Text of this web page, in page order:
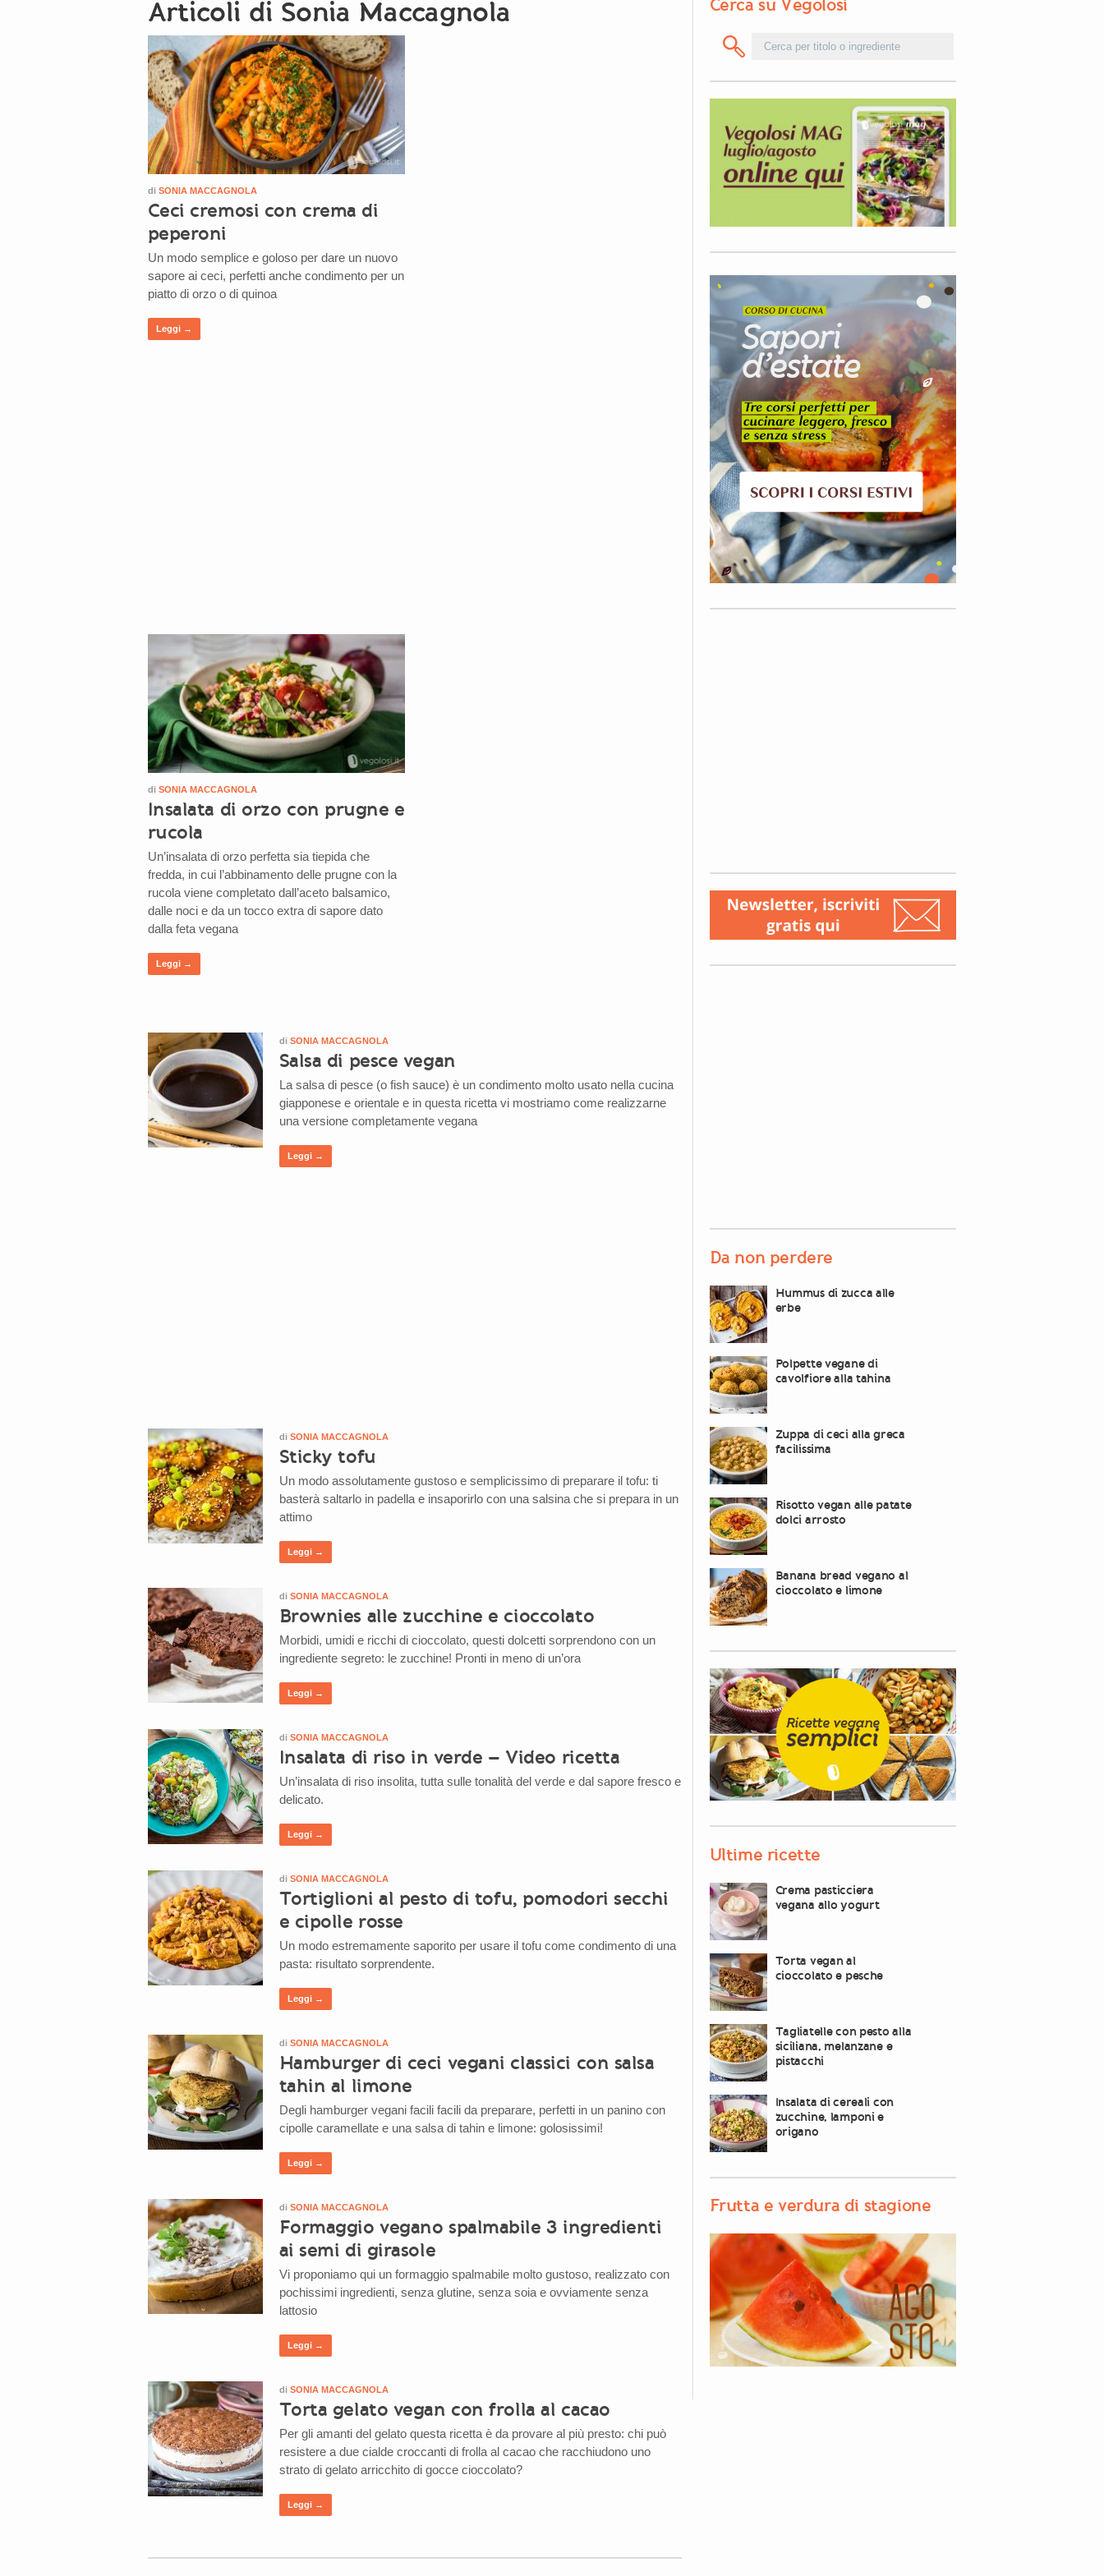
Articoli di Sonia Maccagnola
di SONIA MACCAGNOLA
Ceci cremosi con crema di
peperoni
Un modo semplice e goloso per dare un nuovo
sapore ai ceci, perfetti anche condimento per un
piatto di orzo o di quinoa
Leggi →
di SONIA MACCAGNOLA
Insalata di orzo con prugne e
rucola
Un’insalata di orzo perfetta sia tiepida che
fredda, in cui l’abbinamento delle prugne con la
rucola viene completato dall’aceto balsamico,
dalle noci e da un tocco extra di sapore dato
dalla feta vegana
Leggi →
di SONIA MACCAGNOLA
Salsa di pesce vegan
La salsa di pesce (o fish sauce) è un condimento molto usato nella cucina
giapponese e orientale e in questa ricetta vi mostriamo come realizzarne
una versione completamente vegana
Leggi →
di SONIA MACCAGNOLA
Sticky tofu
Un modo assolutamente gustoso e semplicissimo di preparare il tofu: ti
basterà saltarlo in padella e insaporirlo con una salsina che si prepara in un
attimo
Leggi →
di SONIA MACCAGNOLA
Brownies alle zucchine e cioccolato
Morbidi, umidi e ricchi di cioccolato, questi dolcetti sorprendono con un
ingrediente segreto: le zucchine! Pronti in meno di un’ora
Leggi →
di SONIA MACCAGNOLA
Insalata di riso in verde – Video ricetta
Un’insalata di riso insolita, tutta sulle tonalità del verde e dal sapore fresco e
delicato.
Leggi →
di SONIA MACCAGNOLA
Tortiglioni al pesto di tofu, pomodori secchi
e cipolle rosse
Un modo estremamente saporito per usare il tofu come condimento di una
pasta: risultato sorprendente.
Leggi →
di SONIA MACCAGNOLA
Hamburger di ceci vegani classici con salsa
tahin al limone
Degli hamburger vegani facili facili da preparare, perfetti in un panino con
cipolle caramellate e una salsa di tahin e limone: golosissimi!
Leggi →
di SONIA MACCAGNOLA
Formaggio vegano spalmabile 3 ingredienti
ai semi di girasole
Vi proponiamo qui un formaggio spalmabile molto gustoso, realizzato con
pochissimi ingredienti, senza glutine, senza soia e ovviamente senza
lattosio
Leggi →
di SONIA MACCAGNOLA
Torta gelato vegan con frolla al cacao
Per gli amanti del gelato questa ricetta è da provare al più presto: chi può
resistere a due cialde croccanti di frolla al cacao che racchiudono uno
strato di gelato arricchito di gocce cioccolato?
Leggi →
Cerca su Vegolosi
Da non perdere
Hummus di zucca alle
erbe
Polpette vegane di
cavolfiore alla tahina
Zuppa di ceci alla greca
facilissima
Risotto vegan alle patate
dolci arrosto
Banana bread vegano al
cioccolato e limone
Ultime ricette
Crema pasticciera
vegana allo yogurt
Torta vegan al
cioccolato e pesche
Tagliatelle con pesto alla
siciliana, melanzane e
pistacchi
Insalata di cereali con
zucchine, lamponi e
origano
Frutta e verdura di stagione